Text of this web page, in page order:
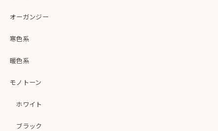
オーガンジー
寒色系
暖色系
モノトーン
ホワイト
ブラック